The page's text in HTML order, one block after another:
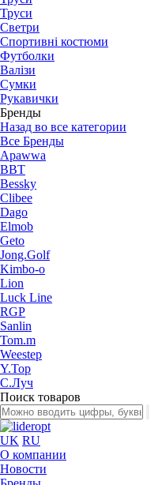
Труси
Светри
Спортивні костюми
Футболки
Валізи
Сумки
Рукавички
Бренды
Назад во все категории
Все Бренды
Apawwa
BBT
Bessky
Clibee
Dago
Elmob
Geto
Jong.Golf
Kimbo-o
Lion
Luck Line
RGP
Sanlin
Tom.m
Weestep
Y.Top
С.Луч
Поиск товаров
UK RU
О компании
Новости